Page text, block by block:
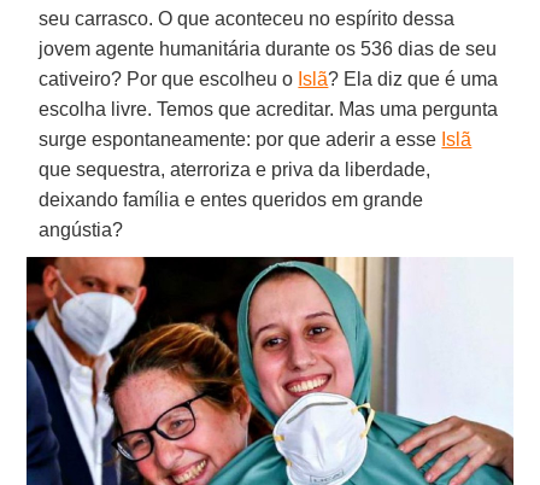
seu carrasco. O que aconteceu no espírito dessa
jovem agente humanitária durante os 536 dias de seu
cativeiro? Por que escolheu o Islã? Ela diz que é uma
escolha livre. Temos que acreditar. Mas uma pergunta
surge espontaneamente: por que aderir a esse Islã
que sequestra, aterroriza e priva da liberdade,
deixando família e entes queridos em grande
angústia?